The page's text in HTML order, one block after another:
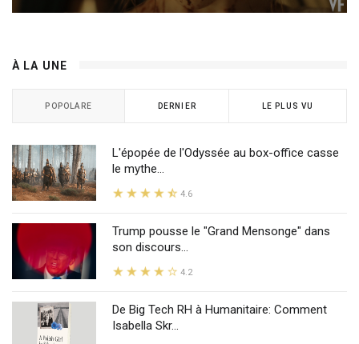
À LA UNE
POPOLARE DERNIER LE PLUS VU
L'épopée de l'Odyssée au box-office casse
le mythe...
4.6
Trump pousse le "Grand Mensonge" dans
son discours...
4.2
De Big Tech RH à Humanitaire: Comment
Isabella Skr...